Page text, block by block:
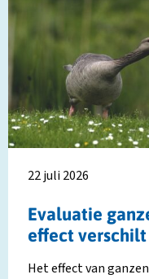
Evaluatie
effect
22 juli 2026
Het effect van
Evaluatie
effect
verschilt
per
provincie